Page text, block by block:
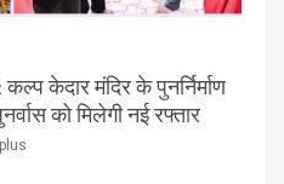
केदार मंदिर के पुनर्निर्माण
को मिलेगी नई रफ्तार